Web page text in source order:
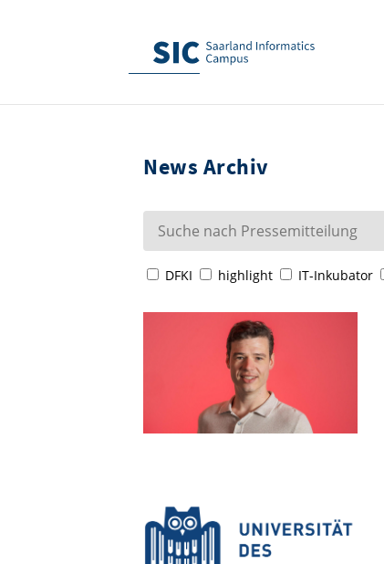
News Archiv
DFKI highlight IT-Inkubator